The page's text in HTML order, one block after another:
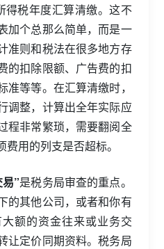
税年度汇算清缴。这不
加个总那么简单，而是一
准则和税法在很多地方存
的扣除限额、广告费的扣
等等。在汇算清缴时，
调整，计算出全年实际应
程非常繁琐，需要翻阅全
用的列支是否超标。
”是税务局审查的重点。
的其他公司，或者和你有
额的资金往来或业务交
让定价同期资料。税务局